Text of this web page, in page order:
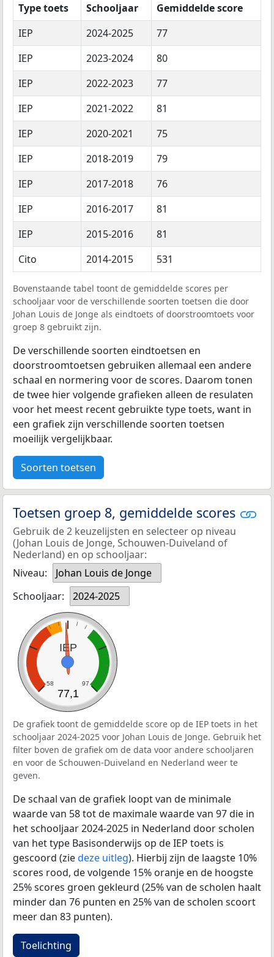
Type toets
Schooljaar
Gemiddelde score
IEP
2024-2025
77
IEP
2023-2024
80
IEP
2022-2023
77
IEP
2021-2022
81
IEP
2020-2021
75
IEP
2018-2019
79
IEP
2017-2018
76
IEP
2016-2017
81
IEP
2015-2016
81
Cito
2014-2015 531
Bovenstaande tabel toont de gemiddelde scores per
schooljaar voor de verschillende soorten toetsen die door
Johan Louis de Jonge als eindtoets of doorstroomtoets voor
groep 8 gebruikt zijn.
De verschillende soorten eindtoetsen en
doorstroomtoetsen gebruiken allemaal een andere
schaal en normering voor de scores. Daarom tonen
de twee hier volgende grafieken alleen de resulaten
voor het meest recent gebruikte type toets, want in
een grafiek zijn verschillende soorten toetsen
moeilijk vergelijkbaar.
Soorten toetsen
Toetsen groep 8, gemiddelde scores
Gebruik de 2 keuzelijsten en selecteer op niveau
(Johan Louis de Jonge, Schouwen-Duiveland of
Nederland) en op schooljaar:
Niveau:
Johan Louis de Jonge
Schooljaar:
2024-2025
IEP
58 97
77,1
De grafiek toont de gemiddelde score op de IEP toets in het
schooljaar 2024-2025 voor Johan Louis de Jonge. Gebruik het
filter boven de grafiek om de data voor andere schooljaren
en voor de Schouwen-Duiveland en Nederland weer te
geven.
De schaal van de grafiek loopt van de minimale
waarde van 58 tot de maximale waarde van 97 die in
het schooljaar 2024-2025 in Nederland door scholen
van het type Basisonderwijs op de IEP toets is
gescoord (ziedeze uitleg). Hierbij zijn de laagste 10%
scores rood, de volgende 15% oranje en de hoogste
25% scores groen gekleurd (25% van de scholen haalt
minder dan 76 punten en 25% van de scholen scoort
meer dan 83 punten).
Toelichting